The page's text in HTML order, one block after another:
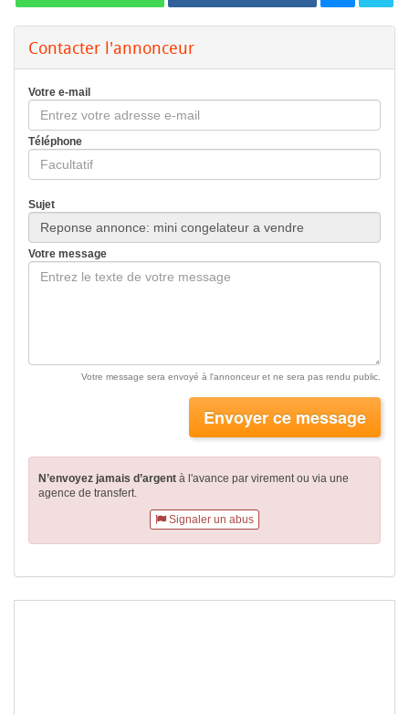
Contacter l'annonceur
Votre e-mail
Téléphone
Sujet
Votre message
Votre message sera envoyé à l'annonceur et ne sera pas rendu public.
Envoyer ce message
N’envoyez jamais d’argent à l'avance par virementou via une
agence de transfert.
Signaler un abus